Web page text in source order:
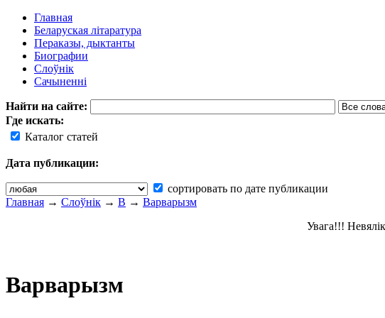
Главная
Беларуская літаратура
Пераказы, дыктанты
Биографии
Слоўнік
Сачыненні
Найти на сайте:
Где искать:
Каталог статей
Дата публикации:
сортировать по дате публикации
Главная → Слоўнік → В → Варварызм
Увага!!!
Варварызм